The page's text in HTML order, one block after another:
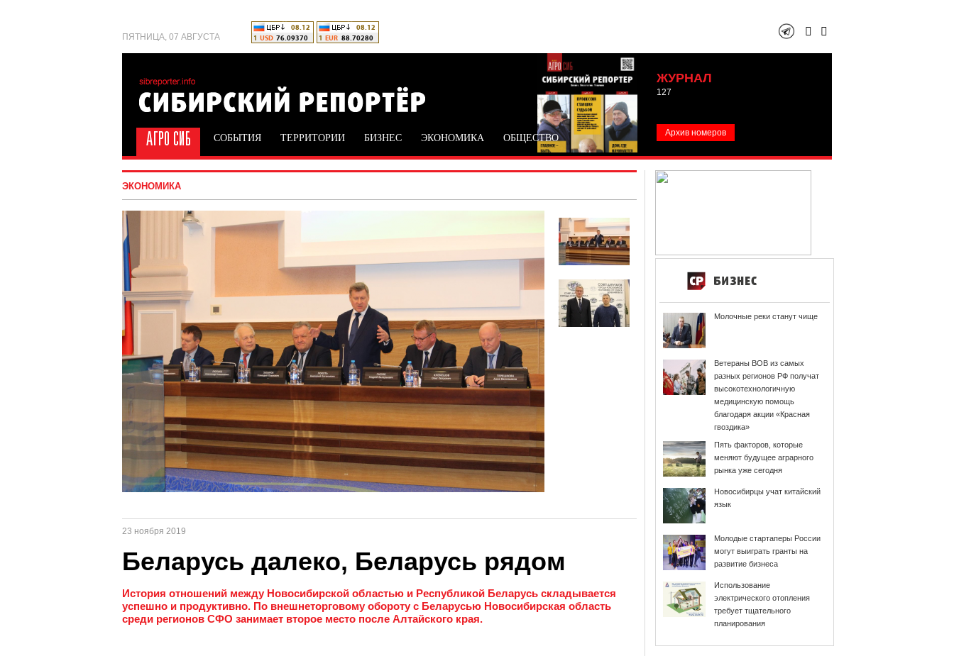
ПЯТНИЦА, 07 АВГУСТА
ЖУРНАЛ
127
Архив номеров
СОБЫТИЯ ТЕРРИТОРИИ БИЗНЕС ЭКОНОМИКА ОБЩЕСТВО
ЭКОНОМИКА
23 ноября 2019
Беларусь далеко, Беларусь рядом
История отношений между Новосибирской областью и Республикой Беларусь складывается
успешно и продуктивно. По внешнеторговому обороту с Беларусью Новосибирская область
среди регионов СФО занимает второе место после Алтайского края.
Молочные реки станут чище
Ветераны ВОВ из самых
разных регионов РФ получат
высокотехнологичную
медицинскую помощь
благодаря акции «Красная
гвоздика»
Пять факторов, которые
меняют будущее аграрного
рынка уже сегодня
Новосибирцы учат китайский
язык
Молодые стартаперы России
могут выиграть гранты на
развитие бизнеса
Использование
электрического отопления
требует тщательного
планирования